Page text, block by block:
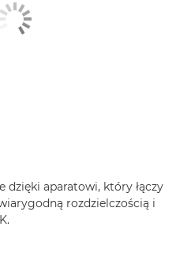
dzięki aparatowi, który łączy
rozdzielczością i